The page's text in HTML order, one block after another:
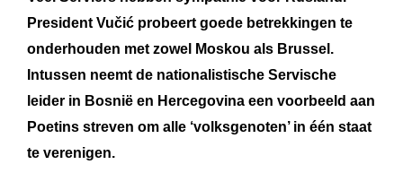
President Vučić probeert goede betrekkingen te
onderhouden met zowel Moskou als Brussel.
Intussen neemt de nationalistische Servische
leider in Bosnië en Hercegovina een voorbeeld aan
Poetins streven om alle ‘volksgenoten’ in één staat
te verenigen.